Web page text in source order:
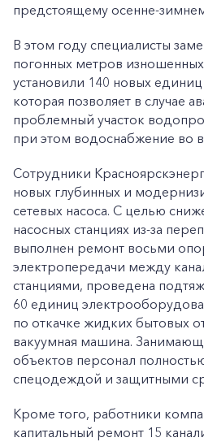
предстоящему осенне-
В этом году специалисты
погонных метров
установили 140 новых
которая позволяет в случае
проблемный участок
при этом водоснабжение во
Сотрудники
новых глубинных и
сетевых насоса. С целью
насосных станциях из-за
выполнен ремонт восьми
электропередачи между
станциями, проведена
60 единиц
по откачке жидких бытовых
вакуумная машина.
объектов персонал
спецодеждой и защитными
Кроме того, работники
капитальный ремонт 15